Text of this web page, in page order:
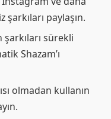
şarkıları paylaşın.
şarkıları sürekli
Shazam’ı
olmadan kullanın